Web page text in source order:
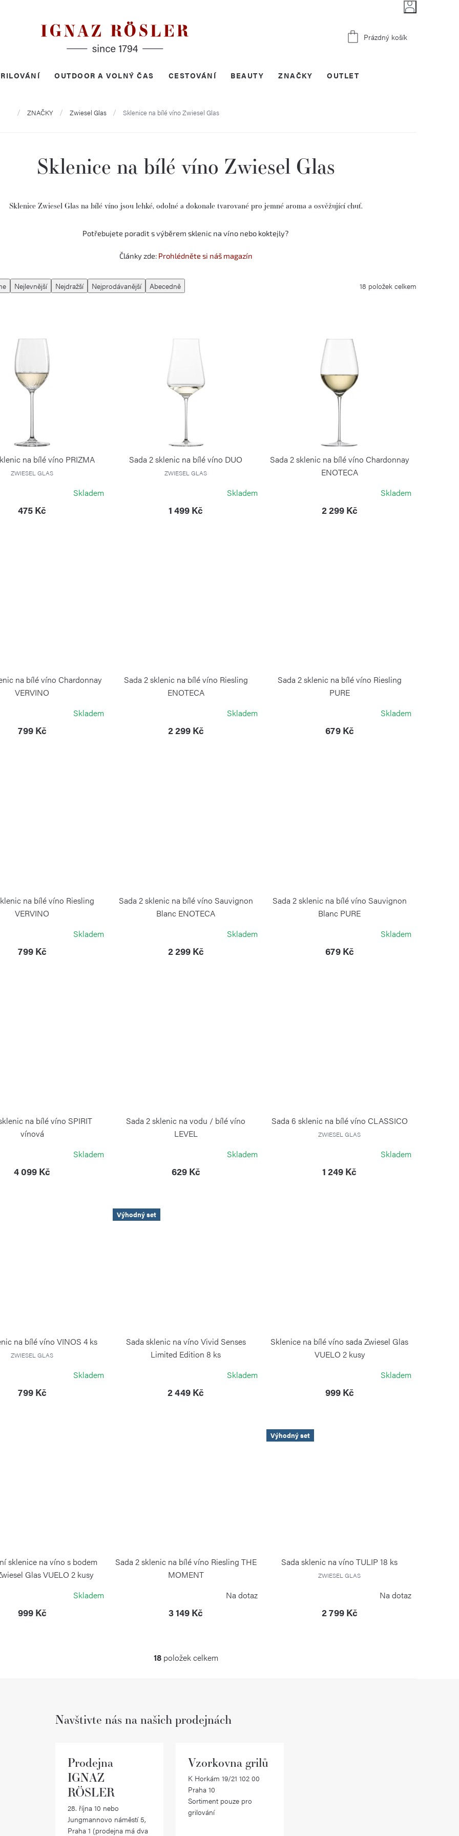
Nákupní
Prázdný košík
OUTDOOR A VOLNÝ ČAS CESTOVÁNÍ BEAUTY OUTLET
ZNAČKY
DomůZNAČKY Zwiesel Glas Sklenice na bílé víno Zwiesel Glas
Sklenice na bílé víno Zwiesel Glas
Sklenice Zwiesel Glas na bílé víno jsou lehké, odolné a dokonale tvarované pro jemné aroma a osvěžující chuť.
Potřebujete poradit s výběrem sklenic na víno nebo koktejly?
Články zde: Prohlédněte si náš magazín
Nejlevnější Nejdražší Nejprodávanější Abecedně 18 položek celkem
na bílé víno PRIZMA
ZWIESEL GLAS
Skladem
475 Kč
Sada 2 sklenic na bílé víno DUO
ZWIESEL GLAS
Skladem
1 499 Kč
Sada 2 sklenic na bílé víno Chardonnay
ENOTECA
Skladem
2 299 Kč
na bílé víno Chardonnay
VERVINO
Skladem
799 Kč
Sada 2 sklenic na bílé víno Riesling
ENOTECA
Skladem
2 299 Kč
Sada 2 sklenic na bílé víno Riesling
PURE
Skladem
679 Kč
na bílé víno Riesling
VERVINO
Skladem
799 Kč
Sada 2 sklenic na bílé víno Sauvignon
Blanc ENOTECA
Skladem
2 299 Kč
Sada 2 sklenic na bílé víno Sauvignon
Blanc PURE
Skladem
679 Kč
na bílé víno SPIRIT
vínová
Skladem
4 099 Kč
Sada 2 sklenic na vodu / bílé víno
LEVEL
Skladem
629 Kč
Sada 6 sklenic na bílé víno CLASSICO
ZWIESEL GLAS
Skladem
1 249 Kč
na bílé víno VINOS 4 ks
ZWIESEL GLAS
Skladem
799 Kč
Výhodný set
Sada sklenic na víno Vivid Senses
Limited Edition 8 ks
Skladem
2 449 Kč
Sklenice na bílé víno sada Zwiesel Glas
VUELO 2 kusy
Skladem
999 Kč
sklenice na víno s bodem
Glas VUELO 2 kusy
Skladem
999 Kč
Sada 2 sklenic na bílé víno Riesling THE
MOMENT
Na dotaz
3 149 Kč
Výhodný set
Sada sklenic na víno TULIP 18 ks
ZWIESEL GLAS
Na dotaz
2 799 Kč
O
á
a
c
í
p
18 položek celkem
Navštivte nás na našich prodejnách
Prodejna
IGNAZ
RÖSLER
28. října 10 nebo
Jungmannovo náměstí 5,
Praha 1 (prodejna má dva
Vzorkovna grilů
K Horkám 19/21 102 00
Praha 10
Sortiment pouze pro
grilování